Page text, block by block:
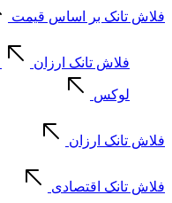
فلاش تانک بر اساس قیمت
فلاش تانک ارزان
لوکس
فلاش تانک ارزان
فلاش تانک اقتصادی